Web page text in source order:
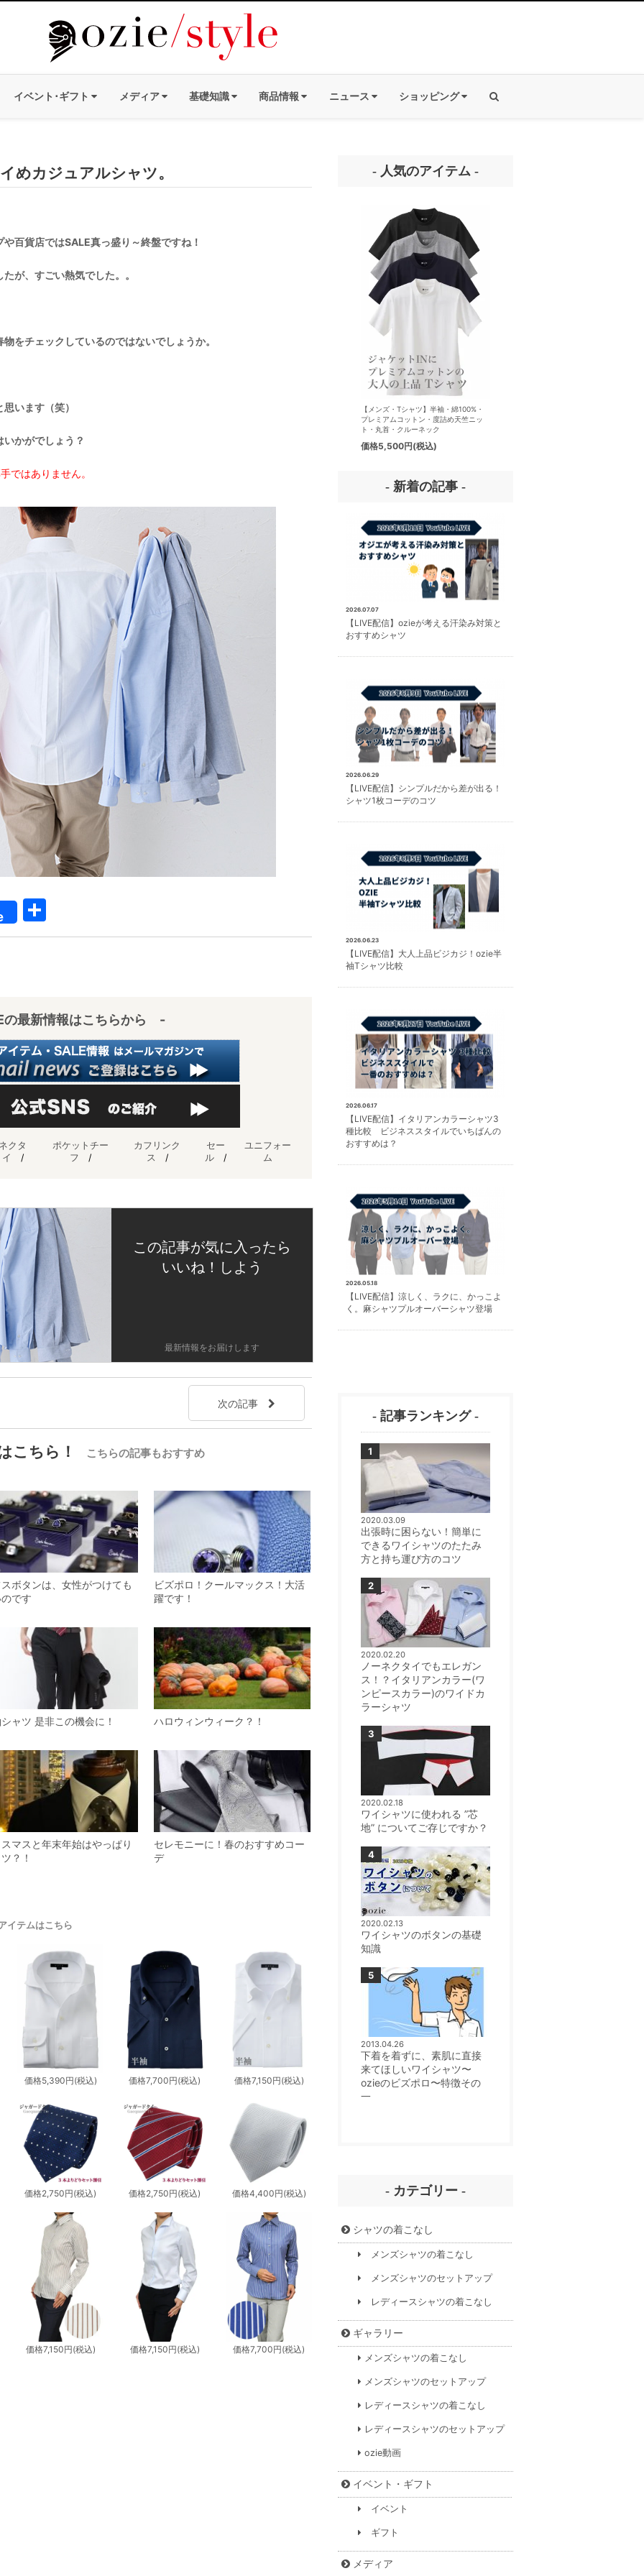
イベント･ギフト メディア 基礎知識 商品情報 ニュース ショッピング
めカジュアルシャツ。
百貨店ではSALE真っ盛り～終盤ですね！
が、すごい熱気でした。。
をチェックしているのではないでしょうか。
います（笑）
かがでしょう？
ではありません。
有
最新情報はこちらから -
ネクタ
イ
/
ポケットチー
フ /
カフリンク
ス /
セー
ル/
ユニフォー
ム
この記事が気に入ったら
いいね！しよう
最新情報をお届けします
次の記事
こちら！ こちらの記事もおすすめ
ボタンは、女性がつけても
です
ビズポロ！クールマックス！大活
躍です！
ャツ 是非この機会に！ ハロウィンウィーク？！
マスと年末年始はやっぱり
？！
セレモニーに！春のおすすめコー
デ
イテムはこちら
価格5,390円(税込) 価格7,700円(税込) 価格7,150円(税込)
価格2,750円(税込) 価格2,750円(税込) 価格4,400円(税込)
価格7,150円(税込) 価格7,150円(税込) 価格7,700円(税込)
- 人気のアイテム -
【メンズ・Tシャツ】半袖・綿100%・
プレミアムコットン・度詰め天竺ニッ
ト・丸首・クルーネック
価格5,500円(税込)
- 新着の記事 -
2026.07.07
【LIVE配信】ozieが考える汗染み対策と
おすすめシャツ
2026.06.29
【LIVE配信】シンプルだから差が出る！
シャツ1枚コーデのコツ
2026.06.23
【LIVE配信】大人上品ビジカジ！ozie半
袖Tシャツ比較
2026.06.17
【LIVE配信】イタリアンカラーシャツ3
種比較 ビジネススタイルでいちばんの
おすすめは？
2026.05.18
【LIVE配信】涼しく、ラクに、かっこよ
く。麻シャツプルオーバーシャツ登場
- 記事ランキング -
2020.03.09
出張時に困らない！簡単に
できるワイシャツのたたみ
方と持ち運び方のコツ
2020.02.20
ノーネクタイでもエレガン
ス！？イタリアンカラー(ワ
ンピースカラー)のワイドカ
ラーシャツ
2020.02.18
ワイシャツに使われる ”芯
地” についてご存じですか？
2020.02.13
ワイシャツのボタンの基礎
知識
2013.04.26
下着を着ずに、素肌に直接
来てほしいワイシャツ〜
ozieのビズポロ〜特徴その
一
- カテゴリー -
シャツの着こなし
メンズシャツの着こなし
メンズシャツのセットアップ
レディースシャツの着こなし
ギャラリー
メンズシャツの着こなし
メンズシャツのセットアップ
レディースシャツの着こなし
レディースシャツのセットアップ
ozie動画
イベント・ギフト
イベント
ギフト
メディア